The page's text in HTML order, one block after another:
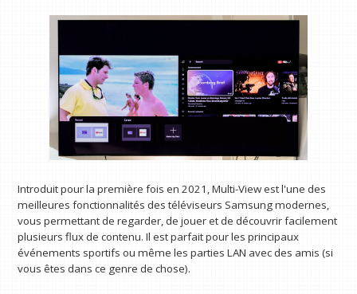
Introduit pour la première fois en 2021, Multi-View est l'une des
meilleures fonctionnalités des téléviseurs Samsung modernes,
vous permettant de regarder, de jouer et de découvrir facilement
plusieurs flux de contenu. Il est parfait pour les principaux
événements sportifs ou même les parties LAN avec des amis (si
vous êtes dans ce genre de chose).